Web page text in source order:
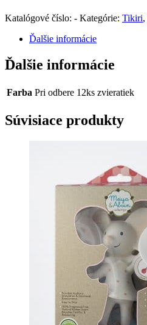
Katalógové číslo: - Kategórie: Tikiri,
Ďalšie informácie
Ďalšie informácie
Farba Pri odbere 12ks zvieratiek
Súvisiace produkty